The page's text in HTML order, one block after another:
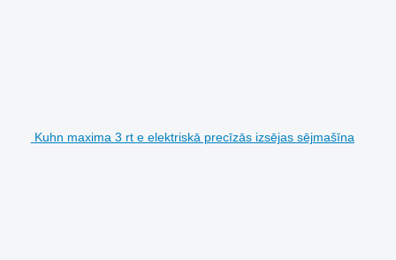
Kuhn maxima 3 rt e elektriskā precīzās izsējas sējmašīna